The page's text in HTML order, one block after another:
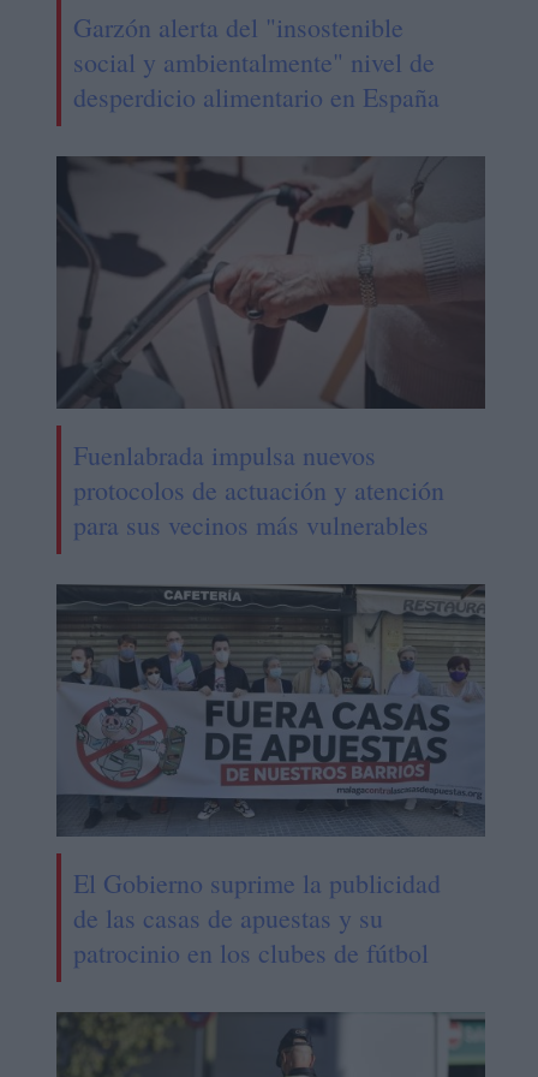
Garzón alerta del "insostenible
social y ambientalmente" nivel de
desperdicio alimentario en España
Fuenlabrada impulsa nuevos
protocolos de actuación y atención
para sus vecinos más vulnerables
El Gobierno suprime la publicidad
de las casas de apuestas y su
patrocinio en los clubes de fútbol